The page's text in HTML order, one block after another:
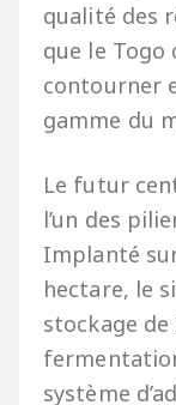
qualité des
que le Togo
contourner
gamme du
Le futur
l’un des
Implanté
hectare, le
stockage
système